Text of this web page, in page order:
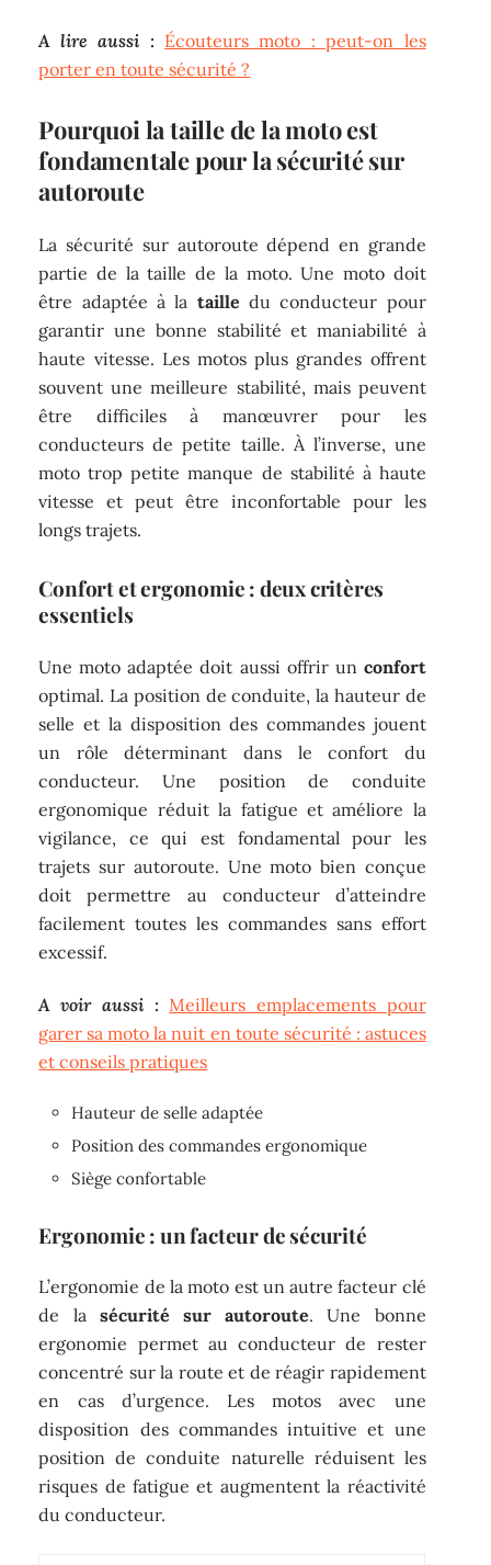
A lire aussi : Écouteurs moto : peut-on les
porter en toute sécurité ?
Pourquoi la taille de la moto est
fondamentale pour la sécurité sur
autoroute
La sécurité sur autoroute dépend en grande
partie de la taille de la moto. Une moto doit
être adaptée à la taille du conducteur pour
garantir une bonne stabilité et maniabilité à
haute vitesse. Les motos plus grandes offrent
souvent une meilleure stabilité, mais peuvent
être difficiles à manœuvrer pour les
conducteurs de petite taille. À l’inverse, une
moto trop petite manque de stabilité à haute
vitesse et peut être inconfortable pour les
longs trajets.
Confort et ergonomie : deux critères
essentiels
Une moto adaptée doit aussi offrir un confort
optimal. La position de conduite, la hauteur de
selle et la disposition des commandes jouent
un rôle déterminant dans le confort du
conducteur. Une position de conduite
ergonomique réduit la fatigue et améliore la
vigilance, ce qui est fondamental pour les
trajets sur autoroute. Une moto bien conçue
doit permettre au conducteur d’atteindre
facilement toutes les commandes sans effort
excessif.
A voir aussi : Meilleurs emplacements pour
garer sa moto la nuit en toute sécurité : astuces
et conseils pratiques
Hauteur de selle adaptée
Position des commandes ergonomique
Siège confortable
Ergonomie : un facteur de sécurité
L’ergonomie de la moto est un autre facteur clé
de la sécurité sur autoroute. Une bonne
ergonomie permet au conducteur de rester
concentré sur la route et de réagir rapidement
en cas d’urgence. Les motos avec une
disposition des commandes intuitive et une
position de conduite naturelle réduisent les
risques de fatigue et augmentent la réactivité
du conducteur.